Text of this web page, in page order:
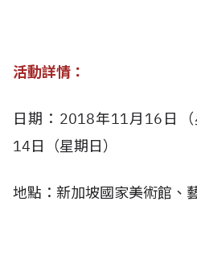
活動詳情：
日期：2018年11月16日
14日（星期日）
地點：新加坡國家美術館、